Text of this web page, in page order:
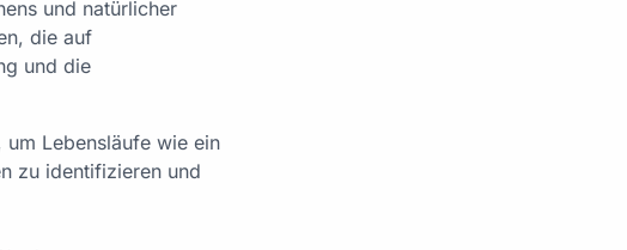
und natürlicher
die auf
und die
Lebensläufe wie ein
zu identifizieren und